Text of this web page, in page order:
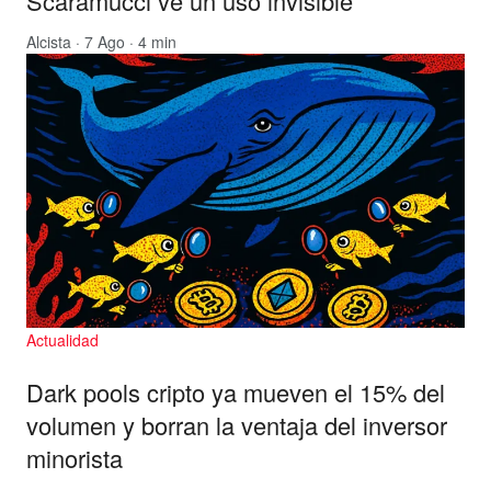
Alcista · 7 Ago · 4 min
Actualidad
Dark pools cripto ya mueven el 15% del
volumen y borran la ventaja del inversor
minorista